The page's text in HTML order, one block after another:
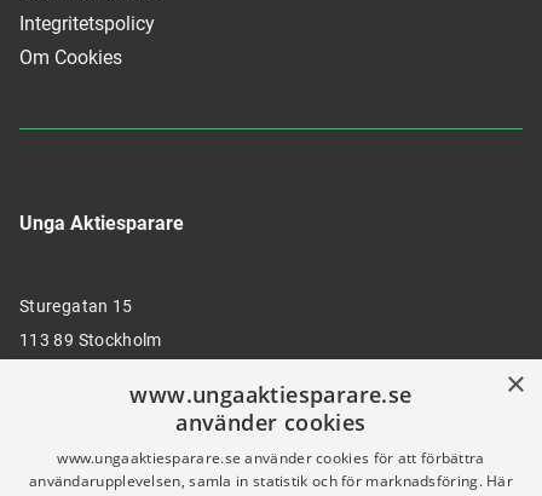
Unga Aktiesparare
Sturegatan 15
113 89 Stockholm
Integritetspolicy
Om Cookies
×
www.ungaaktiesparare.se
använder cookies
www.ungaaktiesparare.se använder cookies för att förbättra
användarupplevelsen, samla in statistik och för marknadsföring. Här